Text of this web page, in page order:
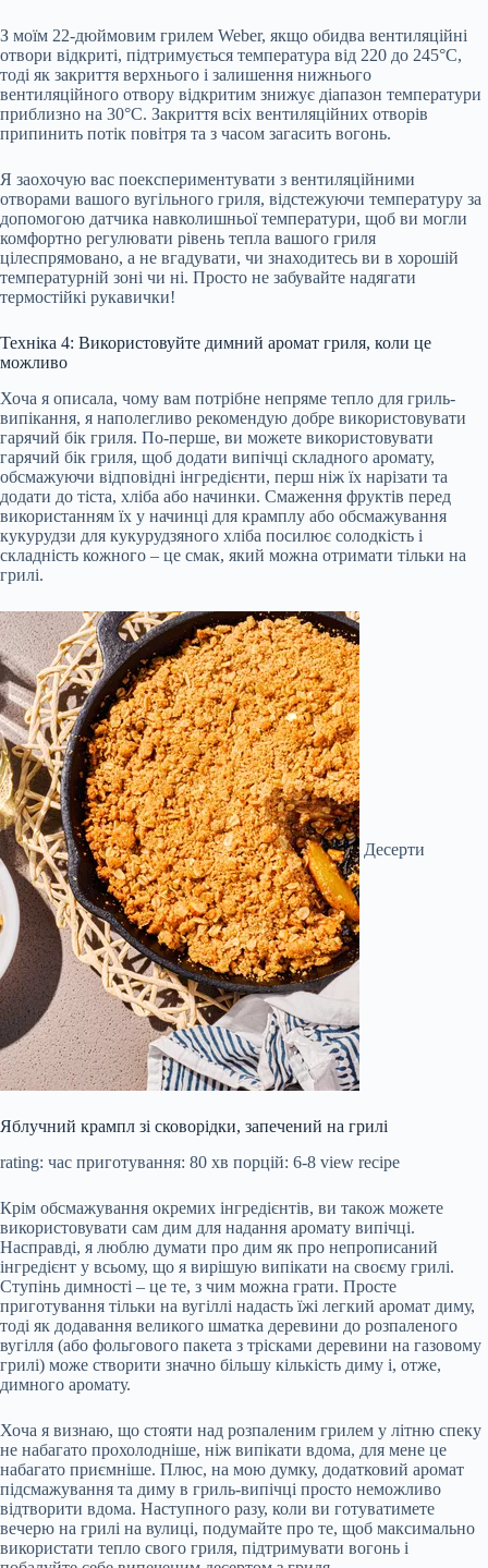
З моїм 22-дюймовим грилем Weber, якщо обидва вентиляційні
отвори відкриті, підтримується температура від 220 до 245°C,
тоді як закриття верхнього і залишення нижнього
вентиляційного отвору відкритим знижує діапазон температури
приблизно на 30°C. Закриття всіх вентиляційних отворів
припинить потік повітря та з часом загасить вогонь.
Я заохочую вас поекспериментувати з вентиляційними
отворами вашого вугільного гриля, відстежуючи температуру за
допомогою датчика навколишньої температури, щоб ви могли
комфортно регулювати рівень тепла вашого гриля
цілеспрямовано, а не вгадувати, чи знаходитесь ви в хорошій
температурній зоні чи ні. Просто не забувайте надягати
термостійкі рукавички!
Техніка 4: Використовуйте димний аромат гриля, коли це
можливо
Хоча я описала, чому вам потрібне непряме тепло для гриль-
випікання, я наполегливо рекомендую добре використовувати
гарячий бік гриля. По-перше, ви можете використовувати
гарячий бік гриля, щоб додати випічці складного аромату,
обсмажуючи відповідні інгредієнти, перш ніж їх нарізати та
додати до тіста, хліба або начинки. Смаження фруктів перед
використанням їх у начинці для крамплу або обсмажування
кукурудзи для кукурудзяного хліба посилює солодкість і
складність кожного – це смак, який можна отримати тільки на
грилі.
Десерти
Яблучний крампл зі сковорідки, запечений на грилі
rating: час приготування: 80 хв порцій: 6-8 view recipe
Крім обсмажування окремих інгредієнтів, ви також можете
використовувати сам дим для надання аромату випічці.
Насправді, я люблю думати про дим як про непрописаний
інгредієнт у всьому, що я вирішую випікати на своєму грилі.
Ступінь димності – це те, з чим можна грати. Просте
приготування тільки на вугіллі надасть їжі легкий аромат диму,
тоді як додавання великого шматка деревини до розпаленого
вугілля (або фольгового пакета з трісками деревини на газовому
грилі) може створити значно більшу кількість диму і, отже,
димного аромату.
Хоча я визнаю, що стояти над розпаленим грилем у літню спеку
не набагато прохолодніше, ніж випікати вдома, для мене це
набагато приємніше. Плюс, на мою думку, додатковий аромат
підсмажування та диму в гриль-випічці просто неможливо
відтворити вдома. Наступного разу, коли ви готуватимете
вечерю на грилі на вулиці, подумайте про те, щоб максимально
використати тепло свого гриля, підтримувати вогонь і